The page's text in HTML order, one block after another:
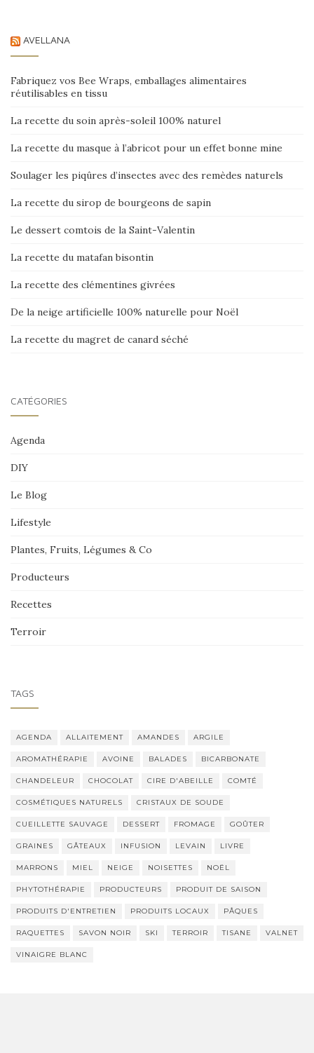
AVELLANA
Fabriquez vos Bee Wraps, emballages alimentaires
réutilisables en tissu
La recette du soin après-soleil 100% naturel
La recette du masque à l’abricot pour un effet bonne mine
Soulager les piqûres d’insectes avec des remèdes naturels
La recette du sirop de bourgeons de sapin
Le dessert comtois de la Saint-Valentin
La recette du matafan bisontin
La recette des clémentines givrées
De la neige artificielle 100% naturelle pour Noël
La recette du magret de canard séché
CATÉGORIES
Agenda
DIY
Le Blog
Lifestyle
Plantes, Fruits, Légumes & Co
Producteurs
Recettes
Terroir
TAGS
AGENDA ALLAITEMENT AMANDES ARGILE
AROMATHÉRAPIE AVOINE BALADES BICARBONATE
CHANDELEUR CHOCOLAT CIRE D'ABEILLE COMTÉ
COSMÉTIQUES NATURELS CRISTAUX DE SOUDE
CUEILLETTE SAUVAGE DESSERT FROMAGE GOÛTER
GRAINES GÂTEAUX INFUSION LEVAIN LIVRE
MARRONS MIEL NEIGE NOISETTES NOËL
PHYTOTHÉRAPIE PRODUCTEURS PRODUIT DE SAISON
PRODUITS D'ENTRETIEN PRODUITS LOCAUX PÂQUES
RAQUETTES SAVON NOIR SKI TERROIR TISANE VALNET
VINAIGRE BLANC